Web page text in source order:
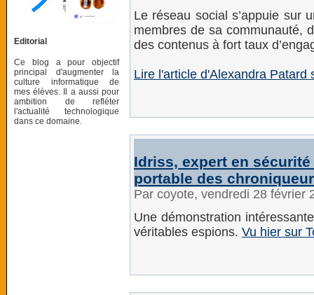
Editorial
Ce blog a pour objectif
principal d'augmenter la
culture informatique de
mes élèves. Il a aussi pour
ambition de refléter
l'actualité technologique
dans ce domaine.
Le réseau social s’appuie sur
membres de sa communauté,
des contenus à fort taux
Lire l'article d'Alexandra Patard
Idriss, expert en
portable des
Par coyote, vendredi 28 février
Une démonstration
véritables espions. Vu hier sur